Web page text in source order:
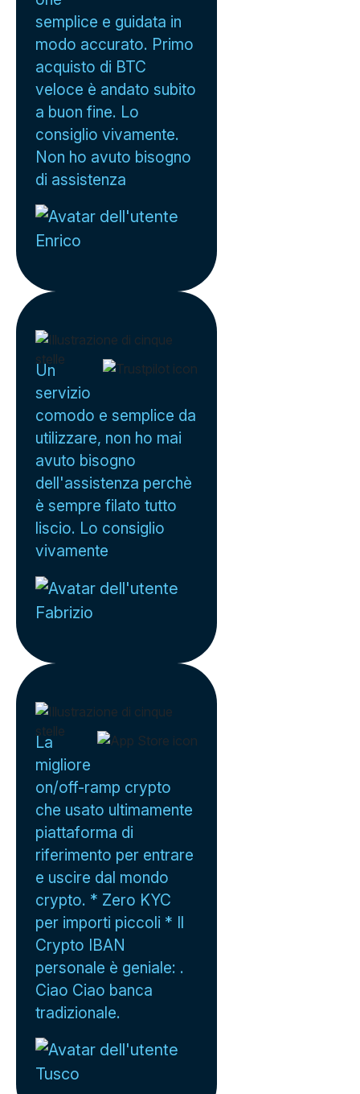
semplice e guidata in
modo accurato. Primo
acquisto di BTC
veloce è andato subito
a buon fine. Lo
consiglio vivamente.
Non ho avuto bisogno
di assistenza
Enrico
Un
servizio
comodo e semplice da
utilizzare, non ho mai
avuto bisogno
dell'assistenza perchè
è sempre filato tutto
liscio. Lo consiglio
vivamente
Fabrizio
La
migliore
on/off-ramp crypto
che usato ultimamente
piattaforma di
riferimento per entrare
e uscire dal mondo
crypto. * Zero KYC
per importi piccoli * Il
Crypto IBAN
personale è geniale: .
Ciao Ciao banca
tradizionale.
Tusco